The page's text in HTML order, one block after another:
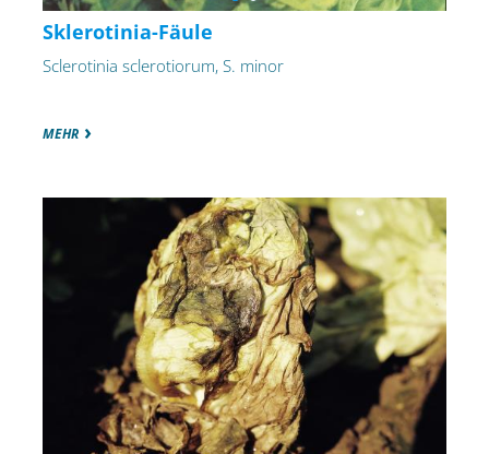
Sklerotinia-Fäule
Sclerotinia sclerotiorum, S. minor
MEHR